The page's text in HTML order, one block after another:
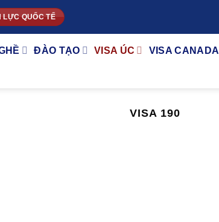
LỰC QUỐC TẾ
ĐÀO TẠO VISA ÚC VISA CANADA
VISA 190